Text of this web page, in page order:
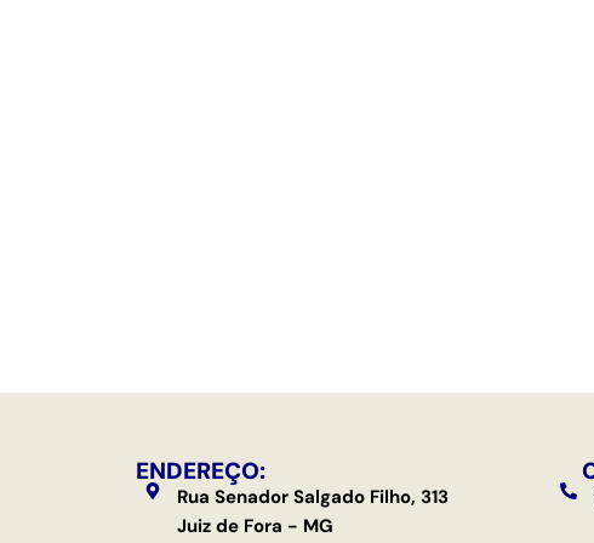
ENDEREÇO:
Rua Senador Salgado Filho, 313
Juiz de Fora - MG